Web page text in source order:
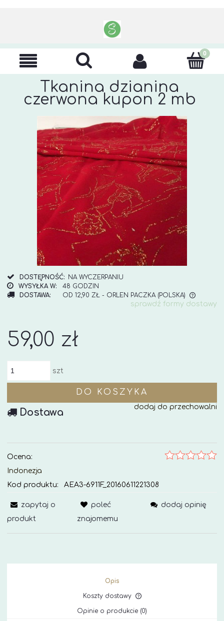
Tkanina dzianina
czerwona kupon 2 mb
DOSTĘPNOŚĆ:
NA WYCZERPANIU
WYSYŁKA W:
48 GODZIN
DOSTAWA:
OD 12,90 ZŁ - ORLEN PACZKA (POLSKA)
CENA NIE ZAWIERA EWENTUALNYCH KOSZTÓW
sprawdź formy dostawy
59,00 zł
szt
DO KOSZYKA
dodaj do przechowalni
Dostawa
Ocena:
Indonezja
Kod produktu:
AEA3-6911F_20160611221308
zapytaj o
produkt
poleć
znajomemu
dodaj opinię
Opis
Koszty dostawy
Cena nie zawiera
kosztów płatności
Opinie o produkcie (0)